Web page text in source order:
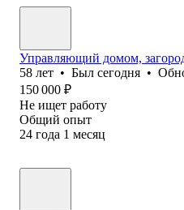
Управляющий домом,
58 лет • Был сегодня •
150 000 ₽
Не ищет работу
Общий опыт
24 года 1 месяц